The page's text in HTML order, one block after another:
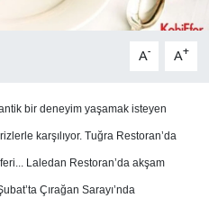
A- A+
bir deneyim yaşamak isteyen
karşılıyor. Tuğra Restoran’da
Laledan Restoran’da akşam
Çırağan Sarayı’nda